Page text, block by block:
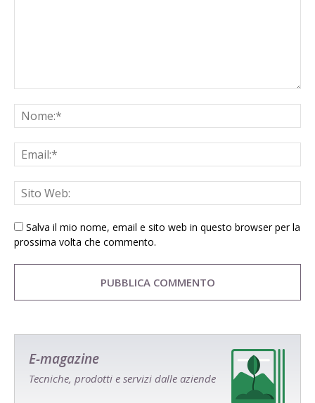
Salva il mio nome, email e sito web in questo browser per la
prossima volta che commento.
E-magazine
Tecniche, prodotti e servizi dalle aziende